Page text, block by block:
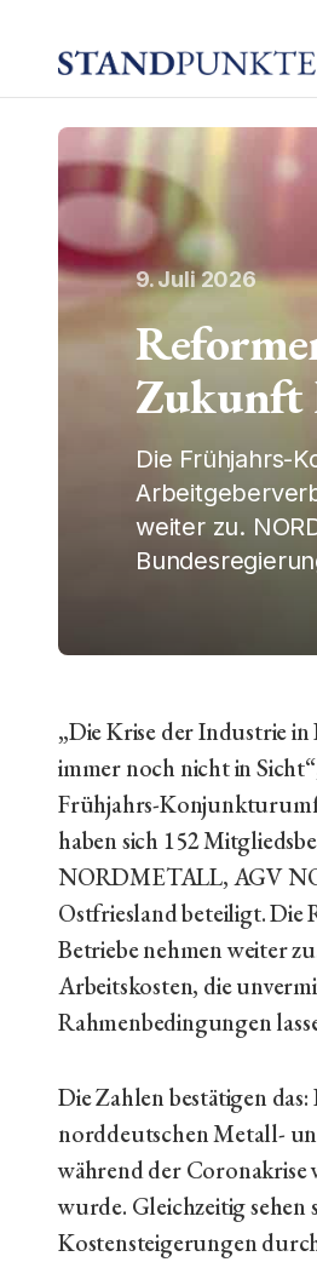
9. Juli 2026
Zukunft
Die Frühjahrs-
weiter zu.
„Die Krise der Industrie
immer noch nicht in
Frühjahrs-
haben sich 152
NORDMETALL, AGV
Ostfriesland beteiligt. Die
Betriebe nehmen weiter
Arbeitskosten, die
Rahmenbedingungen
Die Zahlen bestätigen
norddeutschen Metall-
während der
wurde. Gleichzeitig
Kostensteigerungen